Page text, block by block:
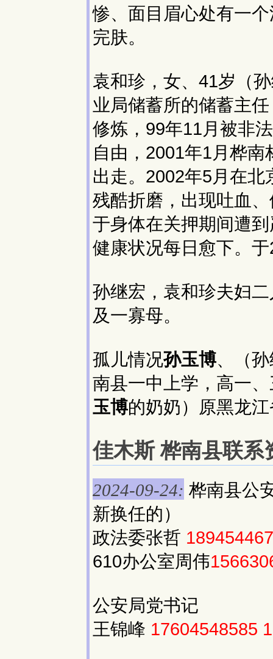
惨、面目眉心处有一
完肤。
袁和珍，女、41岁（
业局储蓄所的储蓄主
修炼，99年11月被非
自由，2001年1月桦
出走。2002年5月在
残酷折磨，出现吐血
于身体在关押期间遭
健康状况每日愈下。
孙继宏，袁和珍夫妇
及一寡母。
孤儿情况孙玉博、（
南县一中上学，高一
玉博的奶奶）原黑龙
佳木斯 桦南县联系
2024-09-24: 桦南县公
新换任的）
政法委张哲
610办公室周伟
公安局党书记
王锦峰 17604548585